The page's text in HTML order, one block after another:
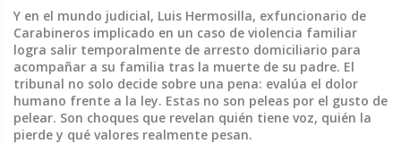
Y en el mundo judicial, Luis Hermosilla, exfuncionario de
Carabineros implicado en un caso de violencia familiar
logra salir temporalmente de arresto domiciliario para
acompañar a su familia tras la muerte de su padre. El
tribunal no solo decide sobre una pena: evalúa el dolor
humano frente a la ley. Estas no son peleas por el gusto de
pelear. Son choques que revelan quién tiene voz, quién la
pierde y qué valores realmente pesan.